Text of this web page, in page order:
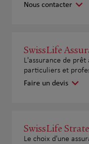
Nous contacter
SwissLife
L'assurance de
particuliers et
Faire un devis
SwissLife
Le choix d'une